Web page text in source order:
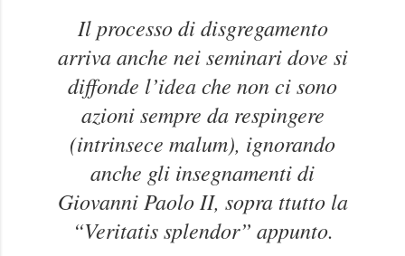
Il processo di disgregamento
arriva anche nei seminari dove si
diffonde l’idea che non ci sono
azioni sempre da respingere
(intrinsece malum), ignorando
anche gli insegnamenti di
Giovanni Paolo II, sopra ttutto la
“Veritatis splendor” appunto.